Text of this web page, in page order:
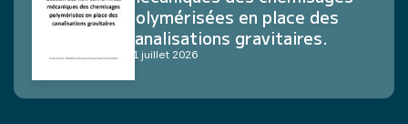
polymérisées en place des
canalisations gravitaires.
21 juillet 2026